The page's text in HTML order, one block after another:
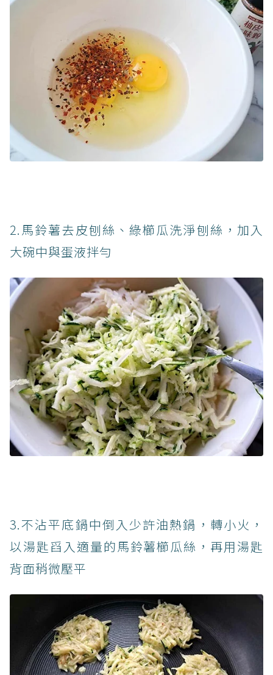
2.馬鈴薯去皮刨絲、綠櫛瓜洗淨刨絲，加入
大碗中與蛋液拌勻
3.不沾平底鍋中倒入少許油熱鍋，轉小火，
以湯匙舀入適量的馬鈴薯櫛瓜絲，再用湯匙
背面稍微壓平